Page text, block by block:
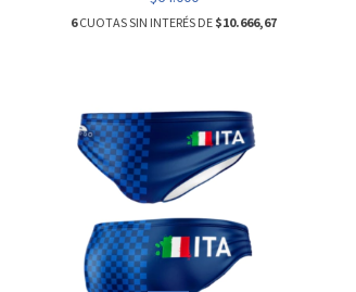
6CUOTAS SIN INTERÉS DE $10.666,67